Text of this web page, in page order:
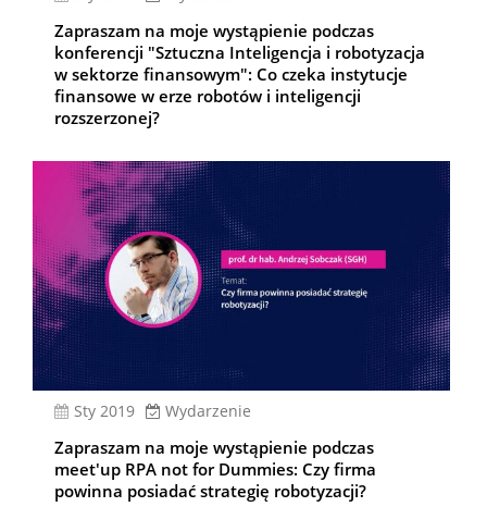
Zapraszam na moje wystąpienie podczas
konferencji "Sztuczna Inteligencja i robotyzacja
w sektorze finansowym": Co czeka instytucje
finansowe w erze robotów i inteligencji
rozszerzonej?
sty 2019 Wydarzenie
Zapraszam na moje wystąpienie podczas
meet'up RPA not for Dummies: Czy firma
powinna posiadać strategię robotyzacji?